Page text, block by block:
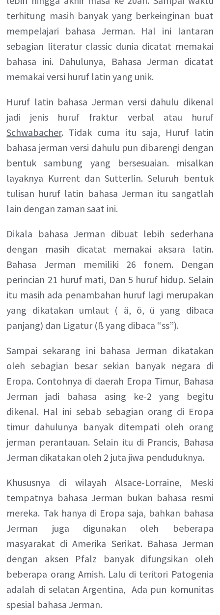
terhitung masih banyak yang berkeinginan buat
mempelajari bahasa Jerman. Hal ini lantaran
sebagian literatur classic dunia dicatat memakai
bahasa ini. Dahulunya, Bahasa Jerman dicatat
memakai versi huruf latin yang unik.
Huruf latin bahasa Jerman versi dahulu dikenal
jadi jenis huruf fraktur verbal atau huruf
Schwabacher. Tidak cuma itu saja, Huruf latin
bahasa jerman versi dahulu pun dibarengi dengan
bentuk sambung yang bersesuaian. misalkan
layaknya Kurrent dan Sutterlin. Seluruh bentuk
tulisan huruf latin bahasa Jerman itu sangatlah
lain dengan zaman saat ini.
Dikala bahasa Jerman dibuat lebih sederhana
dengan masih dicatat memakai aksara latin.
Bahasa Jerman memiliki 26 fonem. Dengan
perincian 21 huruf mati, Dan 5 huruf hidup. Selain
itu masih ada penambahan huruf lagi merupakan
yang dikatakan umlaut ( ä, ö, ü yang dibaca
panjang) dan Ligatur (ß yang dibaca “ss”).
Sampai sekarang ini bahasa Jerman dikatakan
oleh sebagian besar sekian banyak negara di
Eropa. Contohnya di daerah Eropa Timur, Bahasa
Jerman jadi bahasa asing ke-2 yang begitu
dikenal. Hal ini sebab sebagian orang di Eropa
timur dahulunya banyak ditempati oleh orang
jerman perantauan. Selain itu di Prancis, Bahasa
Jerman dikatakan oleh 2 juta jiwa penduduknya.
Khususnya di wilayah Alsace-Lorraine, Meski
tempatnya bahasa Jerman bukan bahasa resmi
mereka. Tak hanya di Eropa saja, bahkan bahasa
Jerman juga digunakan oleh beberapa
masyarakat di Amerika Serikat. Bahasa Jerman
dengan aksen Pfalz banyak difungsikan oleh
beberapa orang Amish. Lalu di teritori Patogenia
adalah di selatan Argentina, Ada pun komunitas
spesial bahasa Jerman.